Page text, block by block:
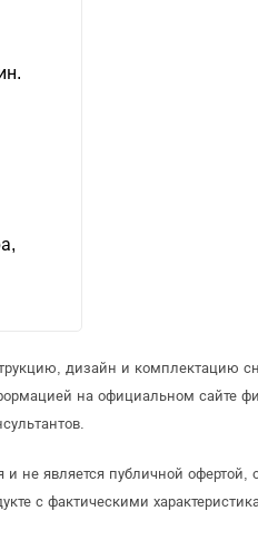
дизайн и комплектацию
на официальном сайте
не является публичной
с фактическими